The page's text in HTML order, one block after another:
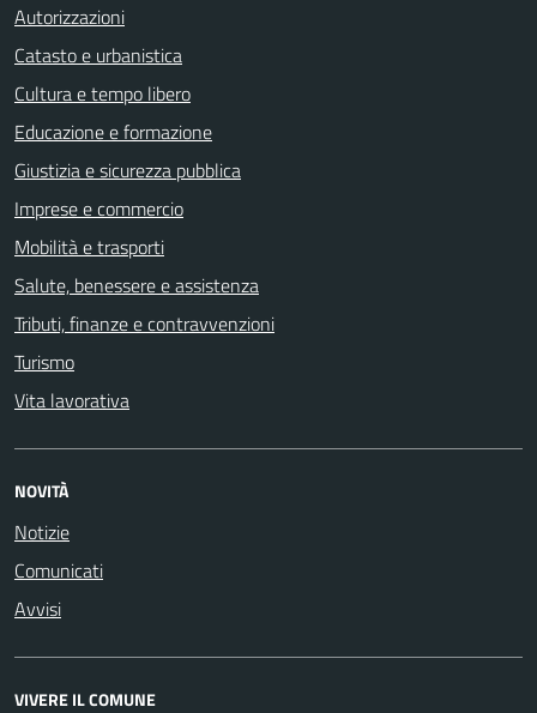
Autorizzazioni
Catasto e urbanistica
Cultura e tempo libero
Educazione e formazione
Giustizia e sicurezza pubblica
Imprese e commercio
Mobilità e trasporti
Salute, benessere e assistenza
Tributi, finanze e contravvenzioni
Turismo
Vita lavorativa
NOVITÀ
Notizie
Comunicati
Avvisi
VIVERE IL COMUNE